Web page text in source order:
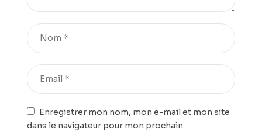
Enregistrer mon nom, mon e-mail et mon site
dans le navigateur pour mon prochain